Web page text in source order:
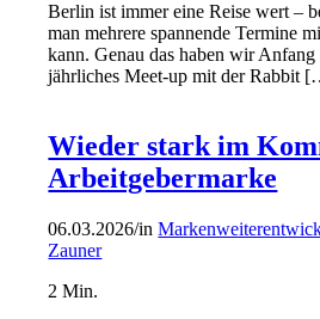
Berlin ist immer eine Reise wert –
man mehrere spannende Termine
kann. Genau das haben wir
jährliches Meet-up mit der Rabbit
Wieder stark im
Arbeitgebermarke
06.03.2026/in
Zauner
2 Min.